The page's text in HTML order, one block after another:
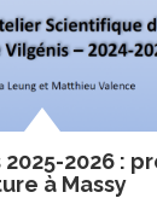
2025-2026 :
à Massy